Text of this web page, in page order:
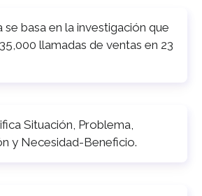
se basa en la investigación que
llamadas de ventas en 23
Situación, Problema,
y Necesidad-Beneficio.